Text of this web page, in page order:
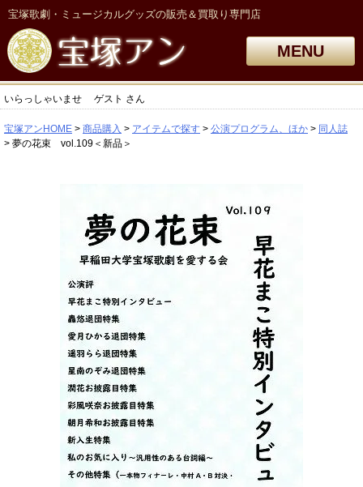
宝塚歌劇・ミュージカルグッズの販売＆買取り専門店
MENU
いらっしゃいませ ゲスト さん
宝塚アンHOME 商品購入 アイテムで探す 公演プログラム、ほか
同人誌
夢の花束 vol.109＜新品＞